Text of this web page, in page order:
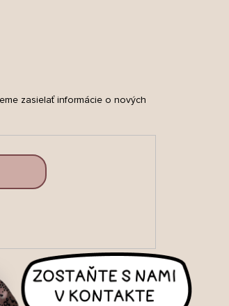
zasielať informácie o nových